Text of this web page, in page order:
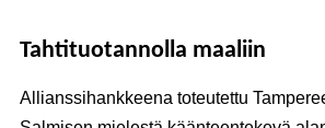
Tahtituotannolla maaliin
Allianssihankkeena toteutettu